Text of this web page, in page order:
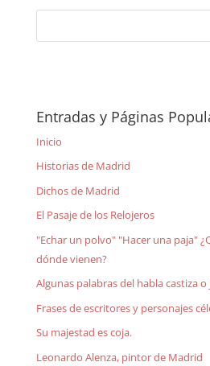
Entradas y Páginas
Inicio
Historias de Madrid
Dichos de Madrid
El Pasaje de los Relojeros
"Echar un polvo" "Hacer una paja"
dónde vienen?
Algunas palabras del habla castiza
Frases de escritores y personajes
Su majestad es coja.
Leonardo Alenza, pintor de Madrid